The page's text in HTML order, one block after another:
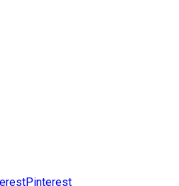
Pinterest